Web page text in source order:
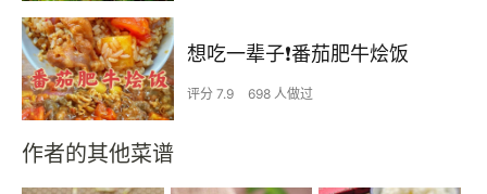
想吃一辈子❗️番茄肥牛烩饭
评分 7.9 698 人做过
作者的其他菜谱